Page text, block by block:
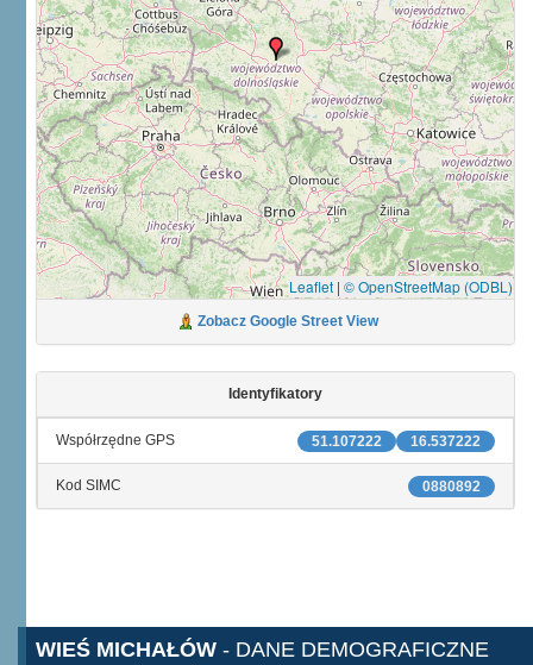
Leaflet | © OpenStreetMap (ODBL)
Zobacz Google Street View
Identyfikatory
16.537222
51.107222
Współrzędne GPS
0880892
Kod SIMC
WIEŚ MICHAŁÓW - DANE DEMOGRAFICZNE